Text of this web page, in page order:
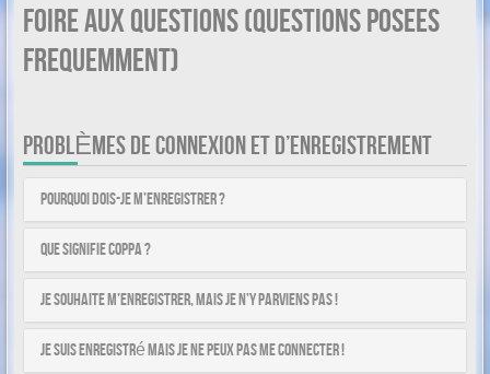
Foire aux questions (Questions posees
frequemment)
PROBLÈMES DE CONNEXION ET D’ENREGISTREMENT
Pourquoi dois-je m’enregistrer ?
Que signifie COPPA ?
Je souhaite m’enregistrer, mais je n’y parviens pas !
Je suis enregistré mais je ne peux pas me connecter !